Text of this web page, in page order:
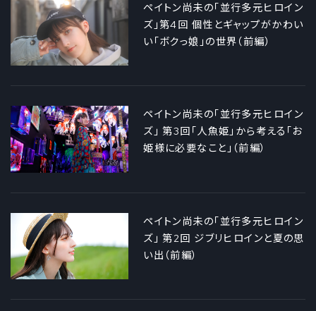
ペイトン尚未の「並行多元ヒロイン
ズ」第4回 個性とギャップがかわい
い「ボクっ娘」の世界（前編）
ペイトン尚未の「並行多元ヒロイン
ズ」 第3回「人魚姫」から考える「お
姫様に必要なこと」（前編）
ペイトン尚未の「並行多元ヒロイン
ズ」 第2回 ジブリヒロインと夏の思
い出（前編）